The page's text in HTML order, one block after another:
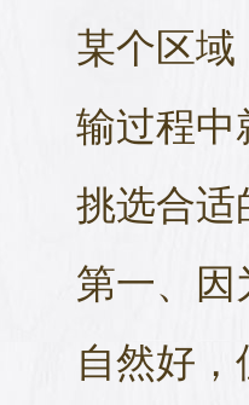
某个区
输过程
挑选合
第一、
自然好